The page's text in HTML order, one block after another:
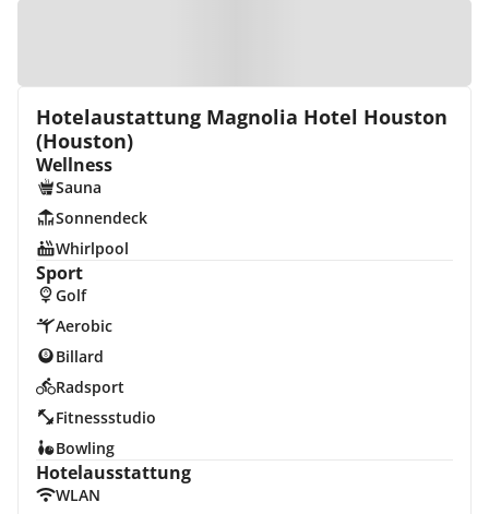
Hotelaustattung Magnolia Hotel Houston
(Houston)
Wellness
Sauna
Sonnendeck
Whirlpool
Sport
Golf
Aerobic
Billard
Radsport
Fitnessstudio
Bowling
Hotelausstattung
WLAN